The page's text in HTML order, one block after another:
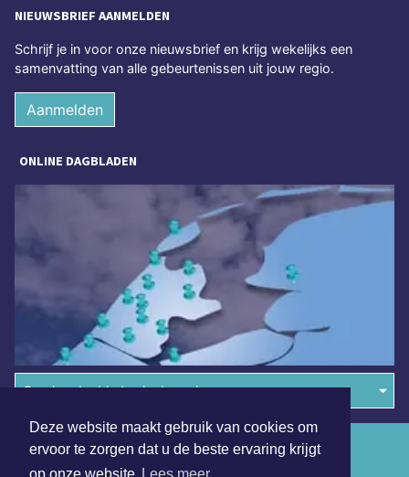
Deze website maakt gebruik van cookies om
ervoor te zorgen dat u de beste ervaring krijgt
NIEUWSBRIEF AANMELDEN
Schrijf je in voor onze nieuwsbrief en krijg wekelijks een
samenvatting van alle gebeurtenissen uit jouw regio.
Aanmelden
ONLINE DAGBLADEN
Overige dagbladen in de regio
Algemene voorwaarden